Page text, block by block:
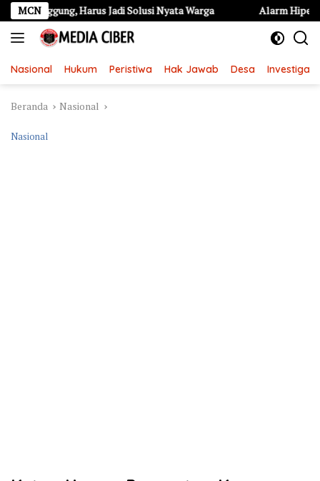
Langsung
ke
konten
MCN
Harus Jadi Solusi Nyata Warga Alarm Hipertensi Remaja
Nasional Hukum Peristiwa Hak Jawab Desa Investigasi
Beranda Nasional
Nasional